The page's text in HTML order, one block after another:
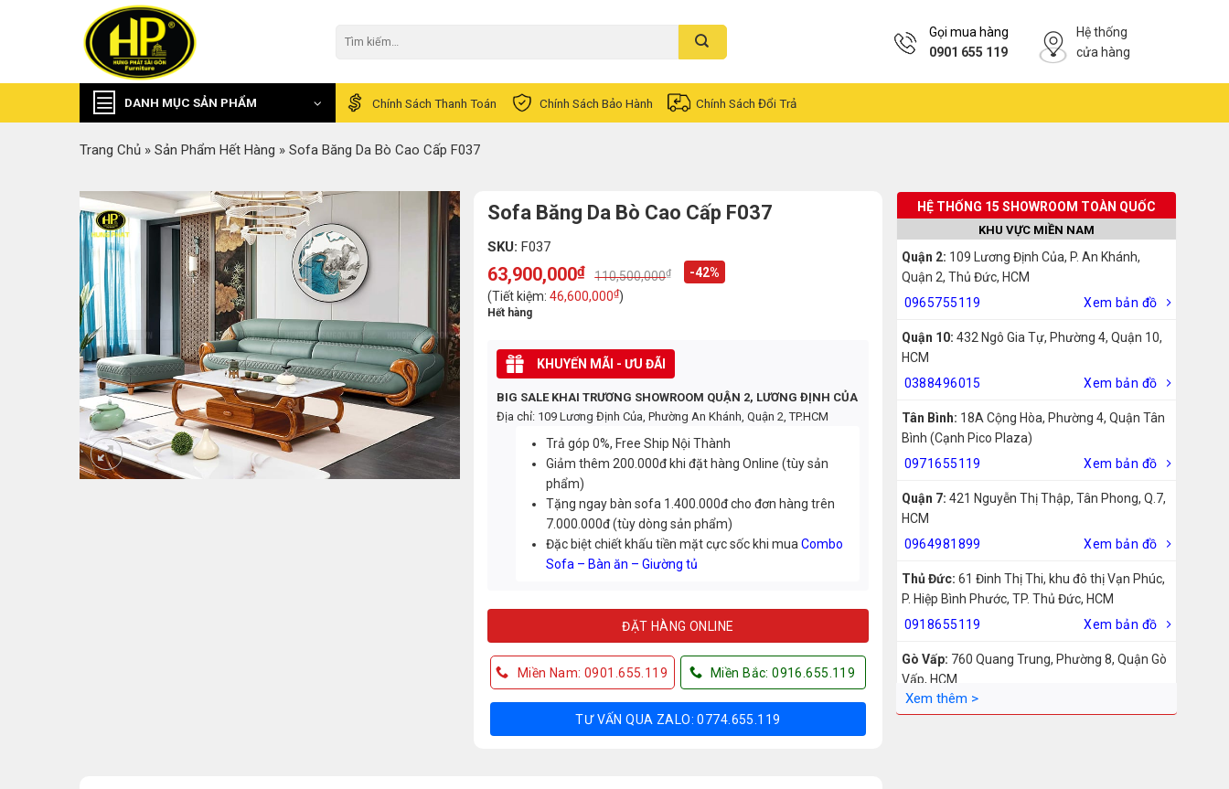
kiếm:
Gọi mua hàng
0901 655 119
Hệ thống
cửa hàng
DANH MỤC SẢN PHẨM Chính Sách Thanh Toán Chính Sách Bảo Hành Chính Sách Đổi Trả
Trang Chủ » Sản Phẩm Hết Hàng » Sofa Băng Da Bò Cao Cấp F037
HỆ THỐNG 15 SHOWROOM TOÀN QUỐC
KHU VỰC MIỀN NAM
Quận 2: 109 Lương Định Của, P. An Khánh,
Quận 2, Thủ Đức, HCM
0965755119
Xem bản đồ
Quận 10: 432 Ngô Gia Tự, Phường 4, Quận 10,
HCM
0388496015
Xem bản đồ
Tân Bình: 18A Cộng Hòa, Phường 4, Quận Tân
Bình (Cạnh Pico Plaza)
0971655119
Xem bản đồ
Quận 7: 421 Nguyễn Thị Thập, Tân Phong, Q.7,
HCM
0964981899
Xem bản đồ
Thủ Đức: 61 Đinh Thị Thi, khu đô thị Vạn Phúc,
P. Hiệp Bình Phước, TP. Thủ Đức, HCM
0918655119
Xem bản đồ
Gò Vấp: 760 Quang Trung, Phường 8, Quận Gò
Vấp, HCM
0942755119
Sofa Băng Da Bò Cao Cấp F037
SKU:F037
110,500,000₫
Original
price
was:
110,500,000₫.
63,900,000₫
Current
price
is:
63,900,000₫.
-42%
(Tiết kiệm:46,600,000₫)
Hết hàng
KHUYẾN MÃI - ƯU ĐÃI
BIG SALE KHAI TRƯƠNG SHOWROOM QUẬN 2, LƯƠNG ĐỊNH CỦA
Địa chỉ: 109 Lương Định Của, Phường An Khánh, Quận 2, TP.HCM
Trả góp 0%, Free Ship Nội Thành
Giảm thêm 200.000đ khi đặt hàng Online (tùy sản
phẩm)
Tặng ngay bàn sofa 1.400.000đ cho đơn hàng trên
7.000.000đ (tùy dòng sản phẩm)
Đặc biệt chiết khấu tiền mặt cực sốc khi muaCombo
Sofa – Bàn ăn – Giường tủ
ĐẶT HÀNG ONLINE
Miền Nam: 0901.655.119 Miền Bắc: 0916.655.119
TƯ VẤN QUA ZALO: 0774.655.119